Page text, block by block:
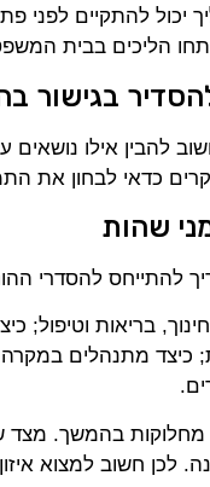
להתקיים לפני
הליכים בבית
בגישור
להבין אילו נושאים
כדאי לבחון את
שהות
להתייחס להסדרי
בריאות וטיפול;
כיצד מתנהלים
מחלוקות בהמשך.
חשוב למצוא איזון